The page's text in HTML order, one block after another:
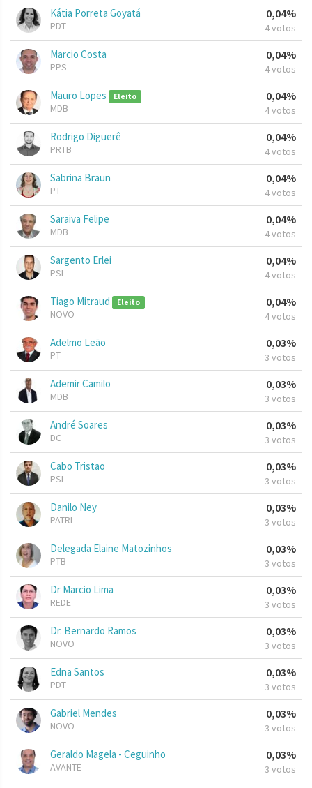
Kátia Porreta Goyatá
PDT
0,04%
4 votos
Marcio Costa
PPS
0,04%
4 votos
Mauro Lopes Eleito
MDB
0,04%
4 votos
Rodrigo Diguerê
PRTB
0,04%
4 votos
Sabrina Braun
PT
0,04%
4 votos
Saraiva Felipe
MDB
0,04%
4 votos
Sargento Erlei
PSL
0,04%
4 votos
Tiago Mitraud Eleito
NOVO
0,04%
4 votos
Adelmo Leão
PT
0,03%
3 votos
Ademir Camilo
MDB
0,03%
3 votos
André Soares
DC
0,03%
3 votos
Cabo Tristao
PSL
0,03%
3 votos
Danilo Ney
PATRI
0,03%
3 votos
Delegada Elaine Matozinhos
PTB
0,03%
3 votos
Dr Marcio Lima
REDE
0,03%
3 votos
Dr. Bernardo Ramos
NOVO
0,03%
3 votos
Edna Santos
PDT
0,03%
3 votos
Gabriel Mendes
NOVO
0,03%
3 votos
Geraldo Magela - Ceguinho
AVANTE
0,03%
3 votos